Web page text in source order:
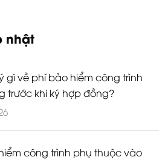
nhật
gì về phí bảo hiểm công trình
trước khi ký hợp đồng?
công trình phụ thuộc vào